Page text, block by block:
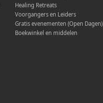
Healing Retreats
Voorgangers en Leiders
Gratis evenementen (Open Dagen)
Boekwinkel en middelen